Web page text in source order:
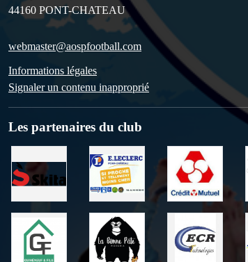
44160 PONT-CHATEAU
webmaster@aospfootball.com
Informations légales
Signaler un contenu inapproprié
Les partenaires du club